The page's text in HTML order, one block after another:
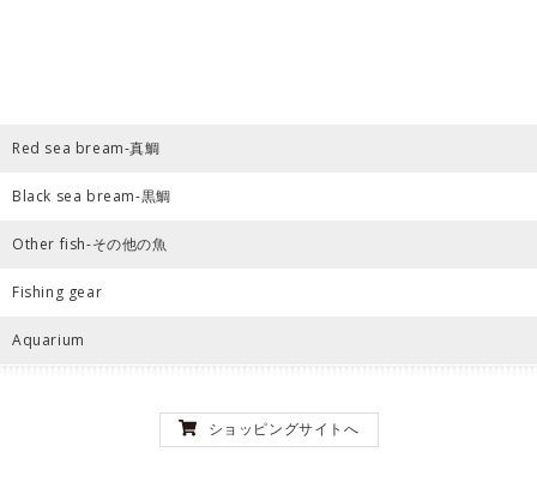
Red sea bream-真鯛
Black sea bream-黒鯛
Other fish-その他の魚
Fishing gear
Aquarium
ショッピングサイトへ